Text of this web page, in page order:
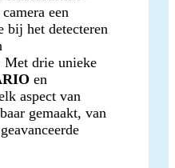
een
bij het detecteren
Met drie unieke
en
aspect van
gemaakt, van